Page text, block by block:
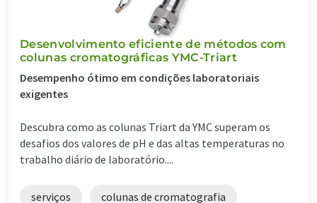
Desenvolvimento eficiente de métodos com
colunas cromatográficas YMC-Triart
Desempenho ótimo em condições laboratoriais
exigentes
Descubra como as colunas Triart da YMC superam os
desafios dos valores de pH e das altas temperaturas no
trabalho diário de laboratório....
serviços colunas de cromatografia